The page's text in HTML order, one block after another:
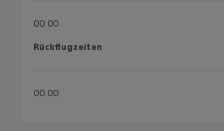
00:00
Rückflugzeiten
Rückflugzeiten
00:00